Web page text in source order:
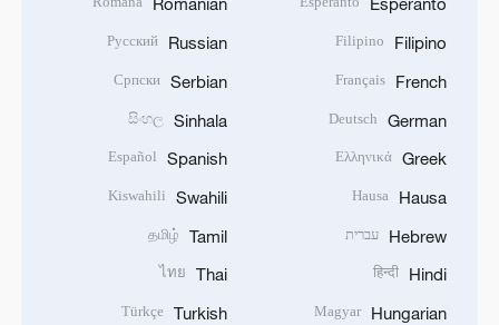
Filipino
Filipino
French
Français
German
Deutsch
Greek
Ελληνικά
Hausa
Hausa
Hebrew עברית
Hindi
हिन्दी
Hungarian
Magyar
Russian
Русский
Serbian
Српски
Sinhala
සිංහල
Spanish
Español
Swahili
Kiswahili
Tamil
தமிழ்
Thai
ไทย
Turkish
Türkçe